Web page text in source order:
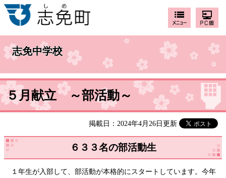
志免中学校
５月献立 ～部活動～
掲載日：2024年4月26日更新
６３３名の部活動生
１年生が入部して、部活動が本格的にスタートしています。今年